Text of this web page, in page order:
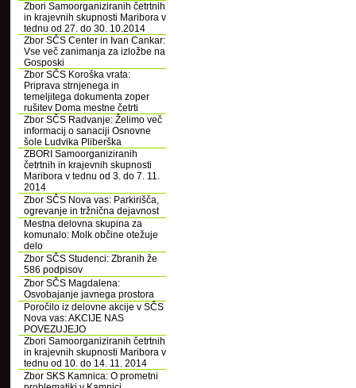
Zbori Samoorganiziranih četrtnih
in krajevnih skupnosti Maribora v
tednu od 27. do 30. 10.2014
Zbor SČS Center in Ivan Cankar:
Vse več zanimanja za izložbe na
Gosposki
Zbor SČS Koroška vrata:
Priprava strnjenega in
temeljitega dokumenta zoper
rušitev Doma mestne četrti
Zbor SČS Radvanje: Želimo več
informacij o sanaciji Osnovne
šole Ludvika Pliberška
ZBORI Samoorganiziranih
četrtnih in krajevnih skupnosti
Maribora v tednu od 3. do 7. 11.
2014
Zbor SČS Nova vas: Parkirišča,
ogrevanje in tržnična dejavnost
Mestna delovna skupina za
komunalo: Molk občine otežuje
delo
Zbor SČS Studenci: Zbranih že
586 podpisov
Zbor SČS Magdalena:
Osvobajanje javnega prostora
Poročilo iz delovne akcije v SČS
Nova vas: AKCIJE NAS
POVEZUJEJO
Zbori Samoorganiziranih četrtnih
in krajevnih skupnosti Maribora v
tednu od 10. do 14. 11. 2014
Zbor SKS Kamnica: O prometni